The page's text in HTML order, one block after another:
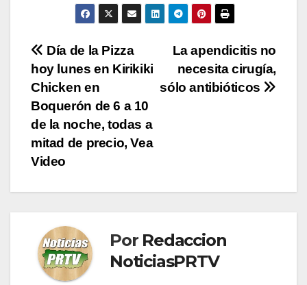
Navegación
de
entradas
La apendicitis no
necesita cirugía,
sólo antibióticos
Día de la Pizza
hoy lunes en Kirikiki
Chicken en
Boquerón de 6 a 10
de la noche, todas a
mitad de precio, Vea
Video
Por Redaccion
NoticiasPRTV